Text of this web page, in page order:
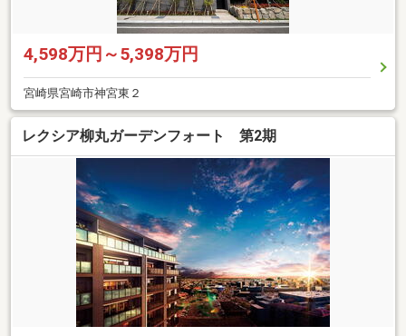
4,598万円～5,398万円
宮崎県宮崎市神宮東２
レクシア柳丸ガーデンフォート 第2期